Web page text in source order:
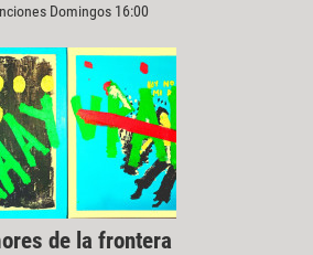
Domingos 16:00
de la frontera